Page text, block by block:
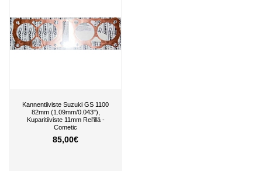
Kannentiiviste Suzuki GS 1100
82mm (1.09mm/0.043"),
Kuparitiiviste 11mm Rei'illä -
Cometic
85,00€